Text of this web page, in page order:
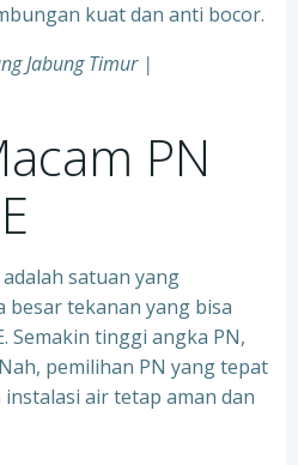
kuat dan anti bocor.
Jabung Timur |
PN
satuan yang
besar tekanan yang bisa
Semakin tinggi angka PN,
pemilihan PN yang tepat
air tetap aman dan